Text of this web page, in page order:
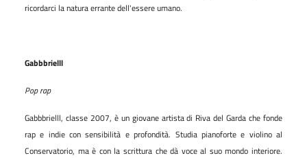
ricordarci la natura errante dell'essere umano.
Gabbbrielll
Pop rap
Gabbbrielll, classe 2007, è un giovane artista di Riva del Garda che fonde
rap e indie con sensibilità e profondità. Studia pianoforte e violino al
Conservatorio, ma è con la scrittura che dà voce al suo mondo interiore.